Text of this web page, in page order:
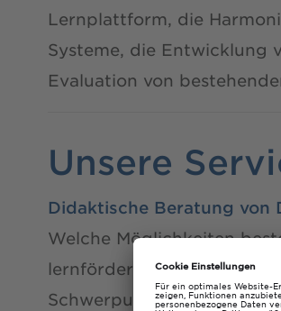
Lernplattform, die
Systeme, die Entwicklung
Evaluation von
Unsere
Didaktische Beratung von
Welche Möglichkeiten
lernfördernd
Schwerpunkte durch E-